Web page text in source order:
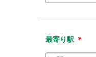
最寄り駅 ＊